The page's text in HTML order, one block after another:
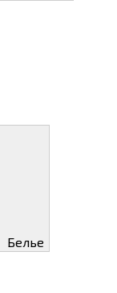
Белье